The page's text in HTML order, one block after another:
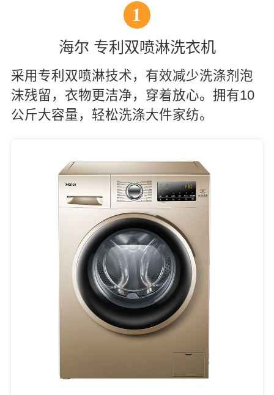
1
海尔 专利双喷淋洗衣机
采用专利双喷淋技术，有效减少洗涤剂泡
沫残留，衣物更洁净，穿着放心。拥有10
公斤大容量，轻松洗涤大件家纺。